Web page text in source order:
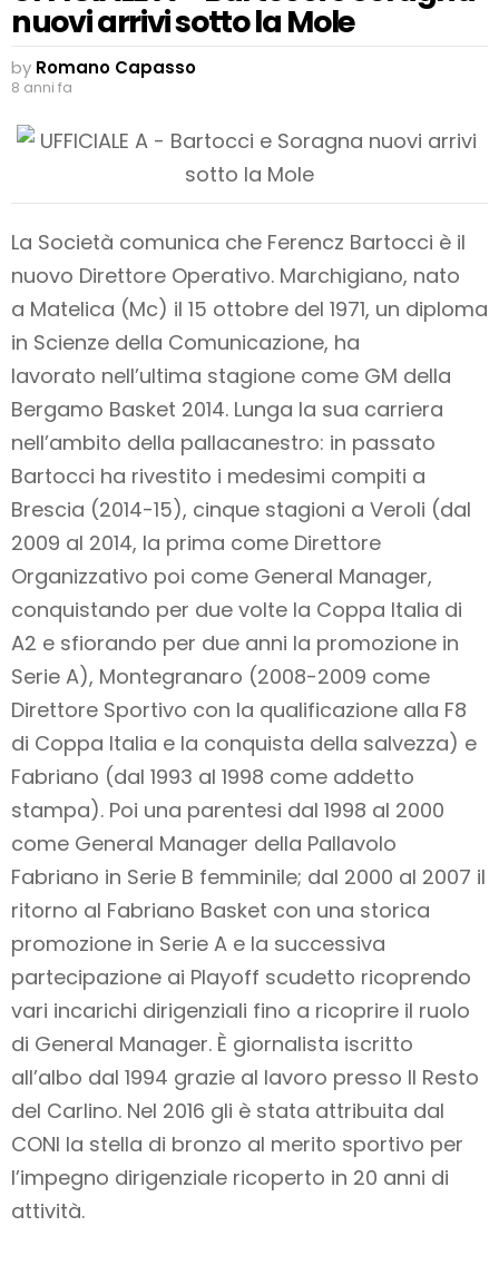
nuovi arrivi sotto la Mole
by Romano Capasso
8 anni fa
La Società comunica che Ferencz Bartocci è il
nuovo Direttore Operativo. Marchigiano, nato
a Matelica (Mc) il 15 ottobre del 1971, un diploma
in Scienze della Comunicazione, ha
lavorato nell’ultima stagione come GM della
Bergamo Basket 2014. Lunga la sua carriera
nell’ambito della pallacanestro: in passato
Bartocci ha rivestito i medesimi compiti a
Brescia (2014-15), cinque stagioni a Veroli (dal
2009 al 2014, la prima come Direttore
Organizzativo poi come General Manager,
conquistando per due volte la Coppa Italia di
A2 e sfiorando per due anni la promozione in
Serie A), Montegranaro (2008-2009 come
Direttore Sportivo con la qualificazione alla F8
di Coppa Italia e la conquista della salvezza) e
Fabriano (dal 1993 al 1998 come addetto
stampa). Poi una parentesi dal 1998 al 2000
come General Manager della Pallavolo
Fabriano in Serie B femminile; dal 2000 al 2007 il
ritorno al Fabriano Basket con una storica
promozione in Serie A e la successiva
partecipazione ai Playoff scudetto ricoprendo
vari incarichi dirigenziali fino a ricoprire il ruolo
di General Manager. È giornalista iscritto
all’albo dal 1994 grazie al lavoro presso Il Resto
del Carlino. Nel 2016 gli è stata attribuita dal
CONI la stella di bronzo al merito sportivo per
l’impegno dirigenziale ricoperto in 20 anni di
attività.